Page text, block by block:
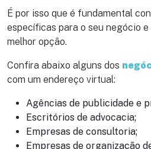
É por isso que é fundamental
específicas para o seu negócio
melhor opção.
Confira abaixo alguns dos
com um endereço virtual:
Agências de publicidade e
Escritórios de advocacia;
Empresas de consultoria;
Empresas de organização